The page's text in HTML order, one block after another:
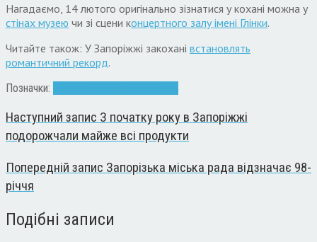
Нагадаємо, 14 лютого оригінально зізнатися у кохані можна у
стінах музею чи зі сцени концертного залу імені Глінки.
Читайте також: У Запоріжжі закохані встановлять
романтичний рекорд.
Позначки:
Наступний запис З початку року в Запоріжжі
подорожчали майже всі продукти
Попередній запис Запорізька міська рада відзначає 98-
річчя
Подібні записи